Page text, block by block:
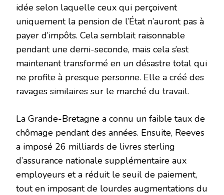
idée selon laquelle ceux qui perçoivent
uniquement la pension de l’État n’auront pas à
payer d’impôts. Cela semblait raisonnable
pendant une demi-seconde, mais cela s’est
maintenant transformé en un désastre total qui
ne profite à presque personne. Elle a créé des
ravages similaires sur le marché du travail.
La Grande-Bretagne a connu un faible taux de
chômage pendant des années. Ensuite, Reeves
a imposé 26 milliards de livres sterling
d’assurance nationale supplémentaire aux
employeurs et a réduit le seuil de paiement,
tout en imposant de lourdes augmentations du